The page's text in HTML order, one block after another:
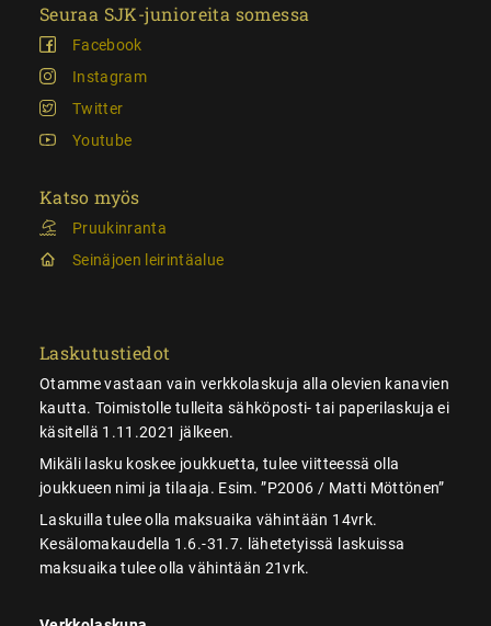
Seuraa SJK-junioreita somessa
Facebook
Instagram
Twitter
Youtube
Katso myös
Pruukinranta
Seinäjoen leirintäalue
Laskutustiedot
Otamme vastaan vain verkkolaskuja alla olevien kanavien
kautta. Toimistolle tulleita sähköposti- tai paperilaskuja ei
käsitellä 1.11.2021 jälkeen.
Mikäli lasku koskee joukkuetta, tulee viitteessä olla
joukkueen nimi ja tilaaja. Esim. ”P2006 / Matti Möttönen”
Laskuilla tulee olla maksuaika vähintään 14vrk.
Kesälomakaudella 1.6.-31.7. lähetetyissä laskuissa
maksuaika tulee olla vähintään 21vrk.